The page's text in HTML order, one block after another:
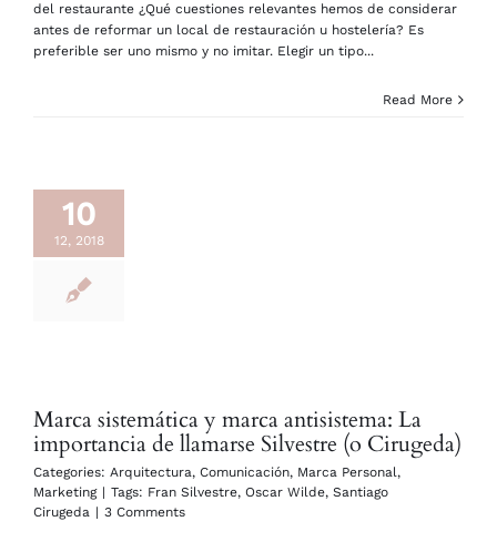
del restaurante ¿Qué cuestiones relevantes hemos de considerar
antes de reformar un local de restauración u hostelería? Es
preferible ser uno mismo y no imitar. Elegir un tipo...
Read More
10
12, 2018
Marca sistemática y marca antisistema: La
importancia de llamarse Silvestre (o Cirugeda)
Categories: Arquitectura, Comunicación, Marca Personal,
Marketing | Tags: Fran Silvestre, Oscar Wilde, Santiago
Cirugeda | 3 Comments